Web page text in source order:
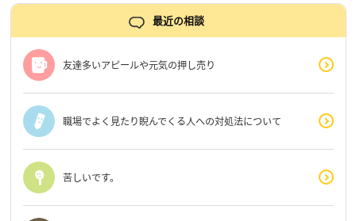
最近の相談
友達多いアピールや元気の押し売り
職場でよく見たり睨んでくる人への対処法について
苦しいです。